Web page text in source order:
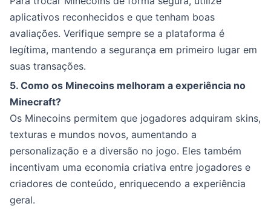
aplicativos reconhecidos e que tenham boas
avaliações. Verifique sempre se a plataforma é
legítima, mantendo a segurança em primeiro lugar em
suas transações.
5. Como os Minecoins melhoram a experiência no
Minecraft?
Os Minecoins permitem que jogadores adquiram skins,
texturas e mundos novos, aumentando a
personalização e a diversão no jogo. Eles também
incentivam uma economia criativa entre jogadores e
criadores de conteúdo, enriquecendo a experiência
geral.